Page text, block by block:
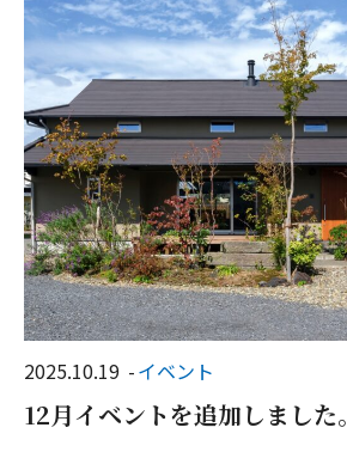
2025.10.19 イベント
12月イベントを追加しました。